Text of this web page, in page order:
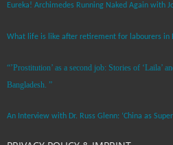
Eureka! Archimedes Running Naked Again with
What life is like after retirement for labourers in
“’Prostitution’ as a second job: Stories of ‘Laila’
Bangladesh. ”
An Interview with Dr. Russ Glenn: ‘China as